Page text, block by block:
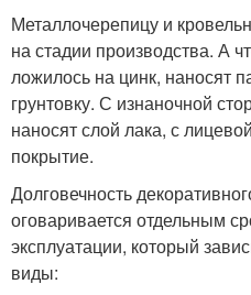
Металлочерепицу и
на стадии производства. А
ложилось на цинк, наносят
грунтовку. С изнаночной
наносят слой лака, с
покрытие.
Долговечность
оговаривается отдельным
эксплуатации, который
виды: